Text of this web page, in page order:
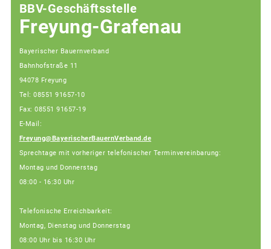
BBV-Geschäftsstelle
Freyung-Grafenau
Bayerischer Bauernverband
Bahnhofstraße 11
94078 Freyung
Tel: 08551 91657-10
Fax: 08551 91657-19
E-Mail:
Freyung@BayerischerBauernVerband.de
Sprechtage mit vorheriger telefonischer Terminvereinbarung:
Montag und Donnerstag
08:00 - 16:30 Uhr
Telefonische Erreichbarkeit:
Montag, Dienstag und Donnerstag
08:00 Uhr bis 16:30 Uhr